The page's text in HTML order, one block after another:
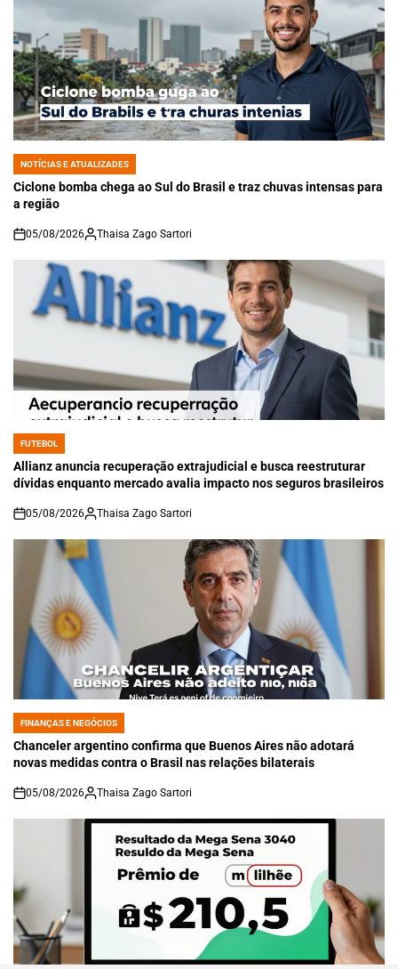
POSTED
IN
NOTÍCIAS E ATUALIZADES
Ciclone bomba chega ao Sul do Brasil e traz chuvas intensas para
a região
on
05/08/2026 Thaisa Zago Sartori
POSTED
IN
FUTEBOL
Allianz anuncia recuperação extrajudicial e busca reestruturar
dívidas enquanto mercado avalia impacto nos seguros brasileiros
on
05/08/2026 Thaisa Zago Sartori
POSTED
IN
FINANÇAS E NEGÓCIOS
Chanceler argentino confirma que Buenos Aires não adotará
novas medidas contra o Brasil nas relações bilaterais
on
05/08/2026 Thaisa Zago Sartori